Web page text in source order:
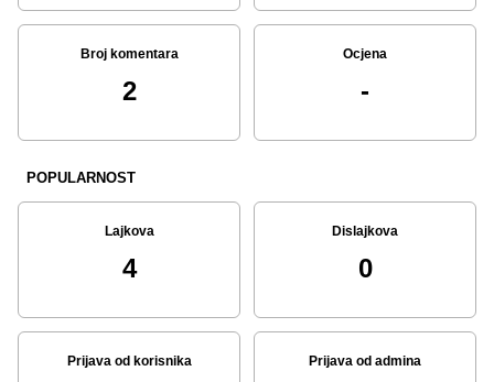
Broj komentara
2
Ocjena
-
POPULARNOST
Lajkova
4
Dislajkova
0
Prijava od korisnika Prijava od admina